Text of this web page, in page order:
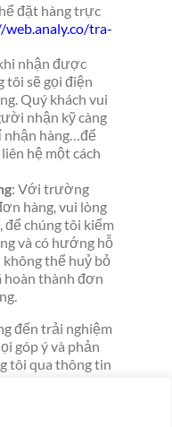
đặt hàng trực
tra-
nhận được
tôi sẽ gọi điện
Quý khách vui
nhận kỹ càng
nhận hàng…để
hệ một cách
: Với trường
hàng, vui lòng
để chúng tôi kiểm
và có hướng hỗ
thể huỷ bỏ
hoàn thành đơn
đến trải nghiệm
góp ý và phản
tôi qua thông tin